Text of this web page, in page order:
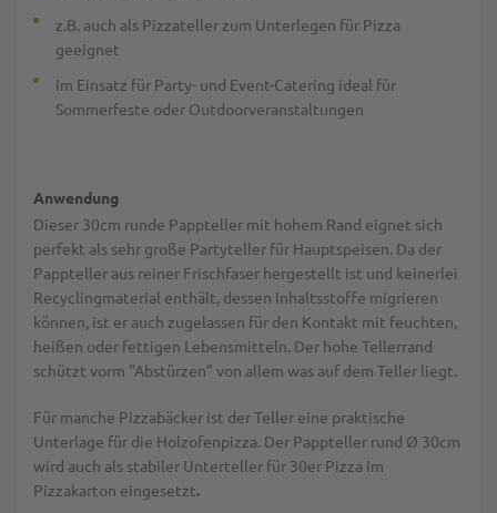
z.B. auch als Pizzateller zum Unterlegen für Pizza
geeignet
im Einsatz für Party- und Event-Catering ideal für
Sommerfeste oder Outdoorveranstaltungen
Anwendung
Dieser 30cm runde Pappteller mit hohem Rand eignet sich
perfekt als sehr große Partyteller für Hauptspeisen. Da der
Pappteller aus reiner Frischfaser hergestellt ist und keinerlei
Recyclingmaterial enthält, dessen Inhaltsstoffe migrieren
können, ist er auch zugelassen für den Kontakt mit feuchten,
heißen oder fettigen Lebensmitteln. Der hohe Tellerrand
schützt vorm "Abstürzen" von allem was auf dem Teller liegt.
Für manche Pizzabäcker ist der Teller eine praktische
Unterlage für die Holzofenpizza. Der Pappteller rund Ø 30cm
wird auch als stabiler Unterteller für 30er Pizza im
Pizzakarton eingesetzt.